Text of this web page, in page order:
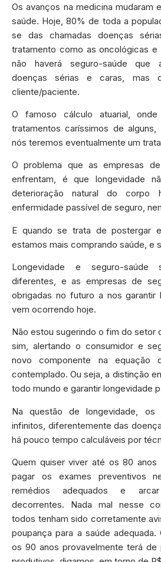
Os avanços na medicina mudaram
saúde. Hoje, 80% de toda a
se das chamadas doenças
tratamento como as oncológicas e
não haverá seguro-saúde que
doenças sérias e caras, mas
cliente/paciente.
O famoso cálculo atuarial,
tratamentos caríssimos de
nós teremos eventualmente um
O problema que as empresas
enfrentam, é que longevidade
deterioração natural do corpo
enfermidade passível de seguro,
E quando se trata de postergar
estamos mais comprando saúde, e
Longevidade e seguro-saúde
diferentes, e as empresas de
obrigadas no futuro a nos garantir
vem ocorrendo hoje.
Não estou sugerindo o fim do setor
sim, alertando o consumidor e
novo componente na equação
contemplado. Ou seja, a distinção
todo mundo e garantir longevidade
Na questão de longevidade, os
infinitos, diferentemente das
há pouco tempo calculáveis por
Quem quiser viver até os 80 anos
pagar os exames preventivos
remédios adequados e
decorrentes. Nada mal nesse
todos tenham sido corretamente
poupança para a saúde
os 90 anos provavelmente terá de